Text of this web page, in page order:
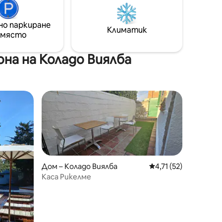
паркиране
място
Климатик
на Коладо Виялба
Дом – Коладо Виялба Средна оценка:
4,71 (52)
Каса Рикелме